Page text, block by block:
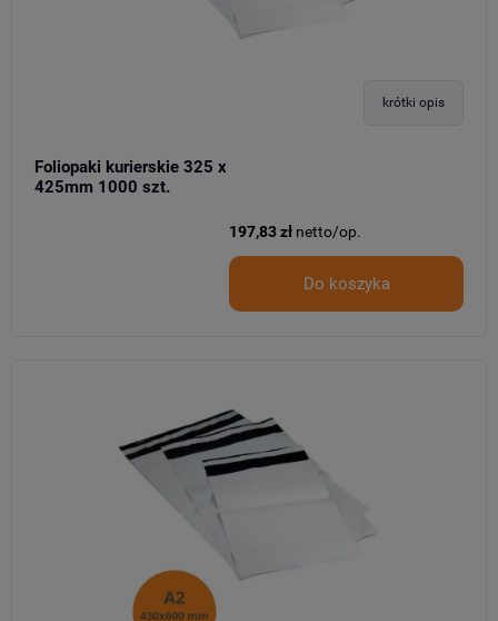
krótki opis
Foliopaki kurierskie 325 x
425mm 1000 szt.
197,83 zł netto/op.
Do koszyka